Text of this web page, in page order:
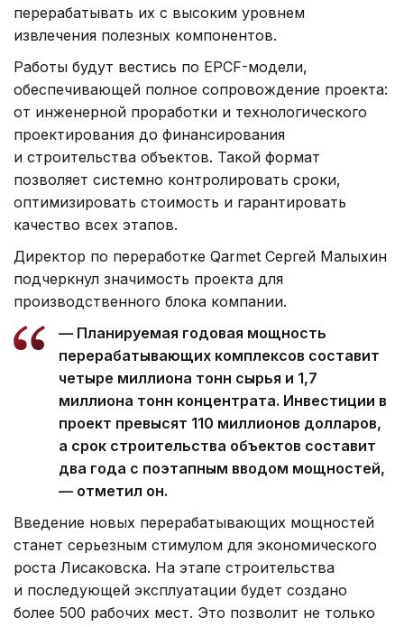
перерабатывать их с высоким уровнем
извлечения полезных компонентов.
Работы будут вестись по EPCF-модели,
обеспечивающей полное сопровождение проекта:
от инженерной проработки и технологического
проектирования до финансирования
и строительства объектов. Такой формат
позволяет системно контролировать сроки,
оптимизировать стоимость и гарантировать
качество всех этапов.
Директор по переработке Qarmet Сергей Малыхин
подчеркнул значимость проекта для
производственного блока компании.
— Планируемая годовая мощность
перерабатывающих комплексов составит
четыре миллиона тонн сырья и 1,7
миллиона тонн концентрата. Инвестиции в
проект превысят 110 миллионов долларов,
а срок строительства объектов составит
два года с поэтапным вводом мощностей,
— отметил он.
Введение новых перерабатывающих мощностей
станет серьезным стимулом для экономического
роста Лисаковска. На этапе строительства
и последующей эксплуатации будет создано
более 500 рабочих мест. Это позволит не только